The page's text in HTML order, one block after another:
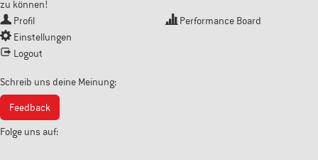
zu können!
Profil
Performance Board
Einstellungen
Logout
Schreib uns deine Meinung:
Feedback
Folge uns auf: